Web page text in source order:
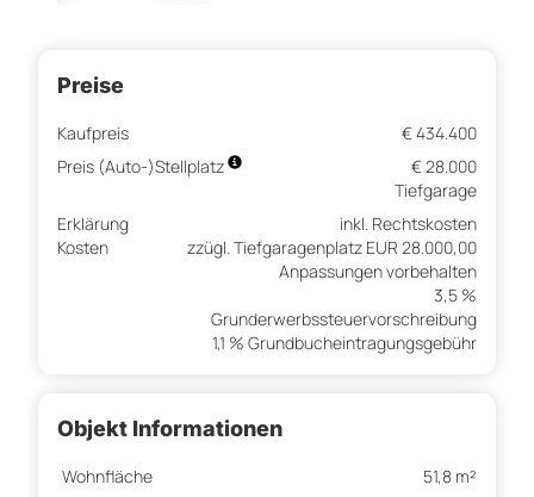
Preise
Kaufpreis
€ 434.400
Preis (Auto-)Stellplatz
€ 28.000
Tiefgarage
Erklärung
Kosten
inkl. Rechtskosten
zzügl. Tiefgaragenplatz EUR 28.000,00
Anpassungen vorbehalten
3,5 %
Grunderwerbssteuervorschreibung
1,1 % Grundbucheintragungsgebühr
Objekt Informationen
Wohnfläche
51,8 m²